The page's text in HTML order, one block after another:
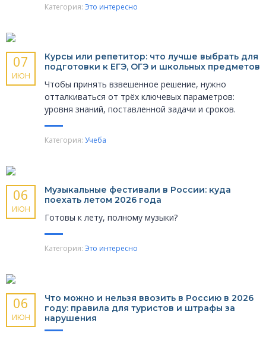
Категория: Это интересно
07
ИЮН
Курсы или репетитор: что лучше выбрать для
подготовки к ЕГЭ, ОГЭ и школьных предметов
Чтобы принять взвешенное решение, нужно
отталкиваться от трёх ключевых параметров:
уровня знаний, поставленной задачи и сроков.
Категория: Учеба
06
ИЮН
Музыкальные фести­вали в России: куда
поехать летом 2026 года
Готовы к лету, полному музыки?
Категория: Это интересно
06
ИЮН
Что можно и нельзя ввозить в Россию в 2026
году: правила для туристов и штрафы за
нарушения